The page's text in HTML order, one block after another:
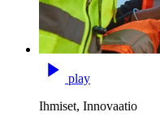
play
Ihmiset, Innovaatio